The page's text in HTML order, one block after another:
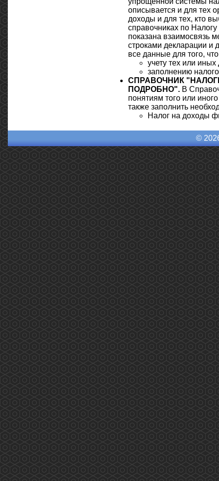
описывается и для тех
доходы и для тех, кто
справочниках по
показана взаимосвязь
строками декларации и
все данные для того,
учету тех или
заполнению
СПРАВОЧНИК
ПОДРОБНО".В
понятиям того или
также заполнить
Налог на доходы
©